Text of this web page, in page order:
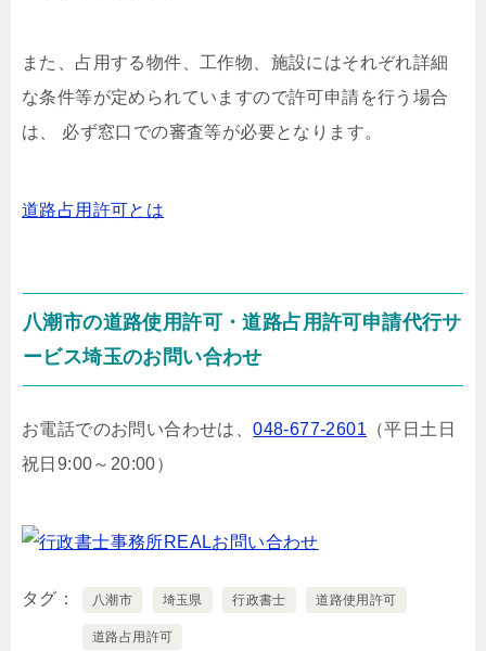
また、占用する物件、工作物、施設にはそれぞれ詳細
な条件等が定められていますので許可申請を行う場合
は、 必ず窓口での審査等が必要となります。
道路占用許可とは
八潮市の道路使用許可・道路占用許可申請代行サ
ービス埼玉のお問い合わせ
お電話でのお問い合わせは、048-677-2601 （平日土日
祝日9:00～20:00）
タグ 八潮市 埼玉県 行政書士 道路使用許可
道路占用許可